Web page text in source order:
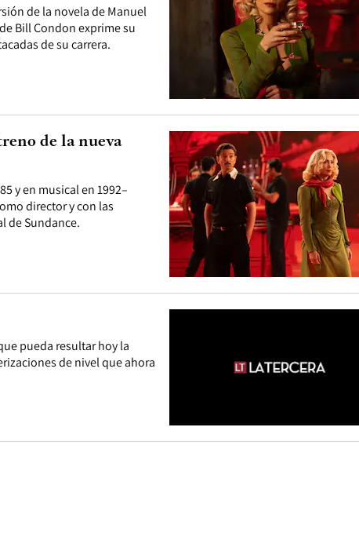
de la novela de Manuel
Bill Condon exprime su
de su carrera.
y en musical en 1992–
director y con las
de Sundance.
de la nueva
pueda resultar hoy la
de nivel que ahora